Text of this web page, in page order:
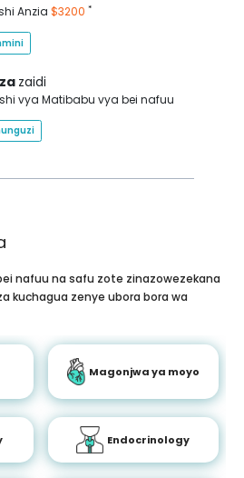
Anzia $3200 *
zaidi
vya Matibabu vya bei nafuu
nafuu na safu zote zinazowezekana
kuchagua zenye ubora bora wa
Magonjwa ya moyo
Endocrinology